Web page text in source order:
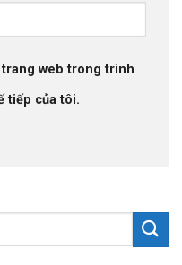
trang web trong trình
tiếp của tôi.